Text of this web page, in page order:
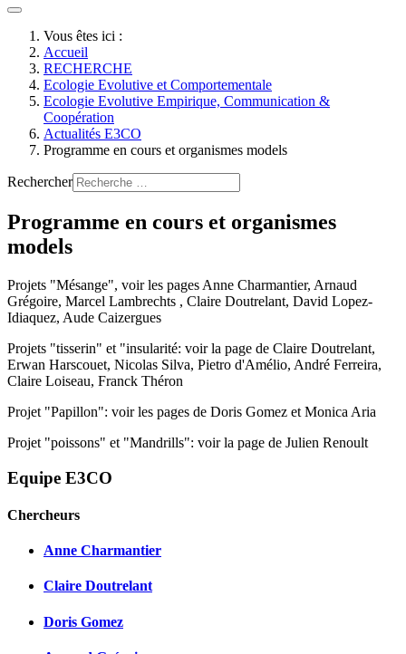
Vous êtes ici :
Accueil
RECHERCHE
Ecologie Evolutive et Comportementale
Ecologie Evolutive Empirique, Communication &
Coopération
Actualités E3CO
Programme en cours et organismes models
Rechercher
Programme en cours et organismes
models
Projets "Mésange", voir les pages Anne Charmantier, Arnaud
Grégoire, Marcel Lambrechts , Claire Doutrelant, David Lopez-
Idiaquez, Aude Caizergues
Projets "tisserin" et "insularité: voir la page de Claire Doutrelant,
Erwan Harscouet, Nicolas Silva, Pietro d'Amélio, André Ferreira,
Claire Loiseau, Franck Théron
Projet "Papillon": voir les pages de Doris Gomez et Monica Aria
Projet "poissons" et "Mandrills": voir la page de Julien Renoult
Equipe E3CO
Chercheurs
Anne Charmantier
Claire Doutrelant
Doris Gomez